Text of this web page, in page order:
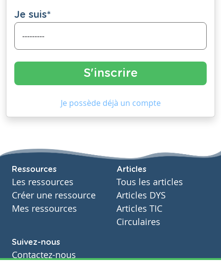
Je suis*
Je possède déjà un compte
Ressources
Les ressources
Créer une ressource
Mes ressources
Articles
Tous les articles
Articles DYS
Articles TIC
Circulaires
Suivez-nous
Contactez-nous